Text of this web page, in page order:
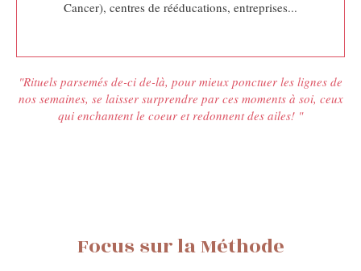
Cancer), centres de rééducations, entreprises...
"Rituels parsemés de-ci de-là, pour mieux ponctuer les lignes de
nos semaines, se laisser surprendre par ces moments à soi, ceux
qui enchantent le coeur et redonnent des ailes! "
Focus sur la Méthode